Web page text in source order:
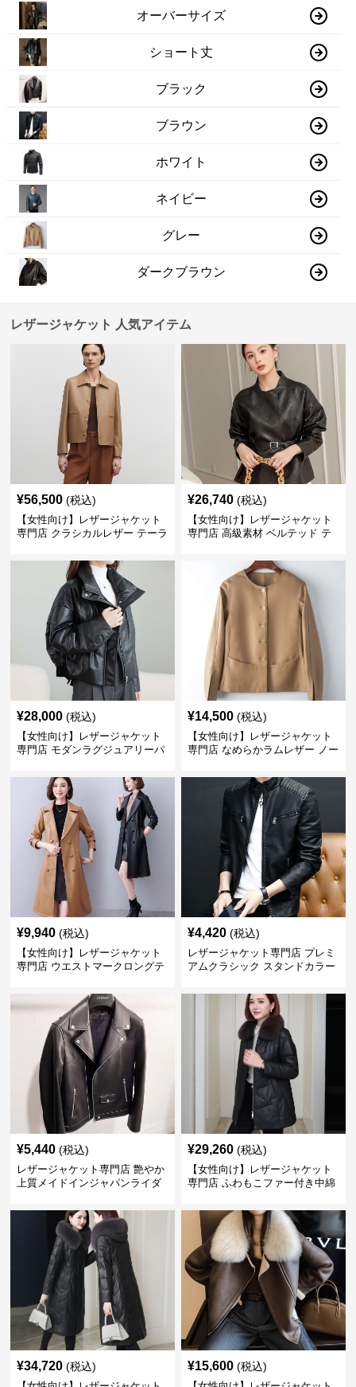
オーバーサイズ
ショート丈
ブラック
ブラウン
ホワイト
ネイビー
グレー
ダークブラウン
レザージャケット 人気アイテム
¥56,500 (税込)
【女性向け】レザージャケット
専門店 クラシカルレザー テーラ
¥26,740 (税込)
【女性向け】レザージャケット
専門店 高級素材 ベルテッド テ
¥28,000 (税込)
【女性向け】レザージャケット
専門店 モダンラグジュアリーパ
¥14,500 (税込)
【女性向け】レザージャケット
専門店 なめらかラムレザー ノー
¥9,940 (税込)
【女性向け】レザージャケット
専門店 ウエストマークロングテ
¥4,420 (税込)
レザージャケット専門店 プレミ
アムクラシック スタンドカラー
¥5,440 (税込)
レザージャケット専門店 艶やか
上質メイドインジャパンライダ
¥29,260 (税込)
【女性向け】レザージャケット
専門店 ふわもこファー付き中綿
¥34,720 (税込) ¥15,600 (税込)